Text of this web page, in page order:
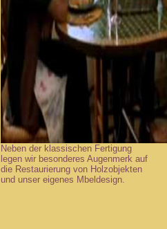
Neben der klassischen Fertigung
legen wir besonderes Augenmerk auf
die Restaurierung von Holzobjekten
und unser eigenes Mbeldesign.